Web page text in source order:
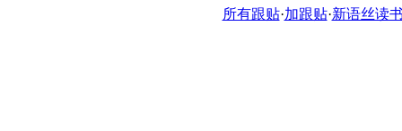
所有跟贴·加跟贴·新语丝读